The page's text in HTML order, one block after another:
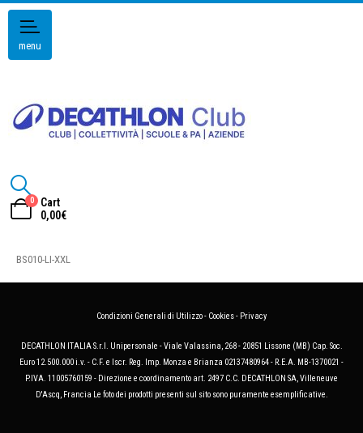
menu
0
Cart
0,00€
BS010-LI-XXL
Condizioni Generali di Utilizzo- Cookies- Privacy
DECATHLON ITALIA S.r.l. Unipersonale - Viale Valassina, 268 - 20851 Lissone (MB) Cap. Soc.
Euro 12.500.000 i.v. - C.F. e Iscr. Reg. Imp. Monza e Brianza 02137480964 - R.E.A. MB-1370021 -
P.IVA. 11005760159 - Direzione e coordinamento art. 2497 C.C. DECATHLON SA, Villeneuve
D'Ascq, Francia Le foto dei prodotti presenti sul sito sono puramente esemplificative.